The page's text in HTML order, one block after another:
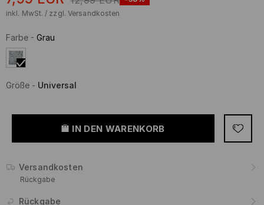
inkl. MwSt. / zzgl. Versandkosten
Farbe - Grau
Größe - Universal
IN DEN WARENKORB
Versandkosten
Rückgabe
Rückgabe